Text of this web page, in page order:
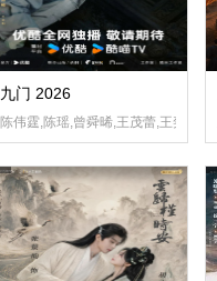
九门 2026
陈伟霆,陈瑶,曾舜晞,王茂蕾,王奕婷,